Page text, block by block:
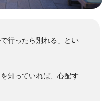
行ったら別れる」とい
知っていれば、心配す